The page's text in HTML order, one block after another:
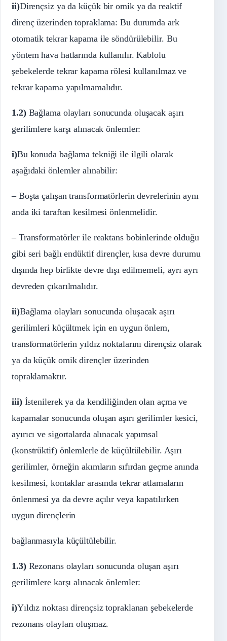
ii)Dirençsiz ya da küçük bir omik ya da reaktif
direnç üzerinden topraklama: Bu durumda ark
otomatik tekrar kapama ile söndürülebilir. Bu
yöntem hava hatlarında kullanılır. Kablolu
şebekelerde tekrar kapama rölesi kullanılmaz ve
tekrar kapama yapılmamalıdır.
1.2)Bağlama olayları sonucunda oluşacak aşırı
gerilimlere karşı alınacak önlemler:
i)Bu konuda bağlama tekniği ile ilgili olarak
aşağıdaki önlemler alınabilir:
– Boşta çalışan transformatörlerin devrelerinin aynı
anda iki taraftan kesilmesi önlenmelidir.
– Transformatörler ile reaktans bobinlerinde olduğu
gibi seri bağlı endüktif dirençler, kısa devre durumu
dışında hep birlikte devre dışı edilmemeli, ayrı ayrı
devreden çıkarılmalıdır.
ii)Bağlama olayları sonucunda oluşacak aşırı
gerilimleri küçültmek için en uygun önlem,
transformatörlerin yıldız noktalarını dirençsiz olarak
ya da küçük omik dirençler üzerinden
topraklamaktır.
iii)İstenilerek ya da kendiliğinden olan açma ve
kapamalar sonucunda oluşan aşırı gerilimler kesici,
ayırıcı ve sigortalarda alınacak yapımsal
(konstrüktif) önlemlerle de küçültülebilir. Aşırı
gerilimler, örneğin akımların sıfırdan geçme anında
kesilmesi, kontaklar arasında tekrar atlamaların
önlenmesi ya da devre açılır veya kapatılırken
uygun dirençlerin
bağlanmasıyla küçültülebilir.
1.3)Rezonans olayları sonucunda oluşan aşırı
gerilimlere karşı alınacak önlemler:
i)Yıldız noktası dirençsiz topraklanan şebekelerde
rezonans olayları oluşmaz.